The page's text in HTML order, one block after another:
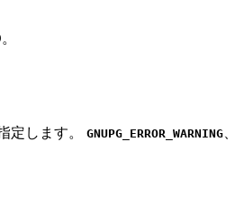
定します。 GNUPG_ERROR_WARNING